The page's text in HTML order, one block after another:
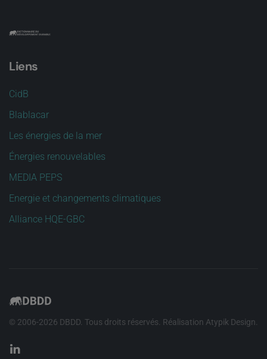
Liens
CidB
Blablacar
Les énergies de la mer
Énergies renouvelables
MEDIA PEPS
Energie et changements climatiques
Alliance HQE-GBC
© 2006-2026 DBDD. Tous droits réservés. Réalisation Atypik Design